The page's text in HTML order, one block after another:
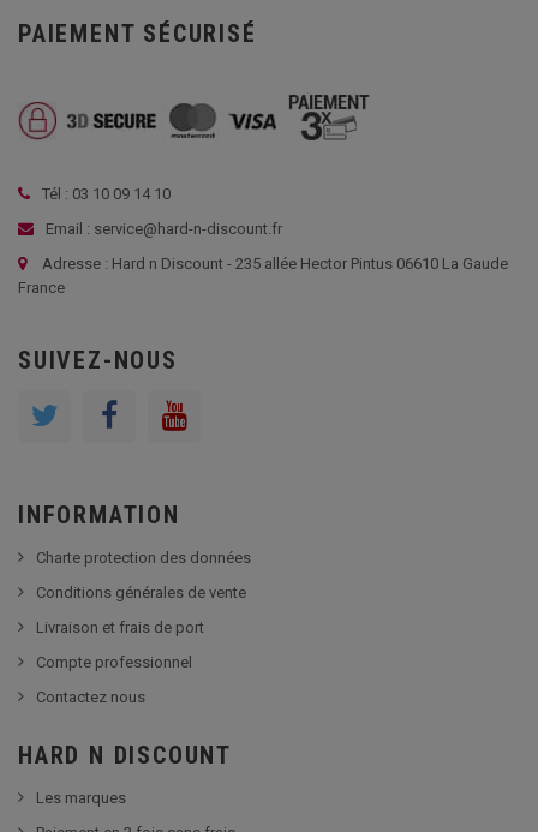
PAIEMENT SÉCURISÉ
Tél : 03 10 09 14 10
Email : service@hard-n-discount.fr
Adresse : Hard n Discount - 235 allée Hector Pintus 06610 La Gaude
France
SUIVEZ-NOUS
INFORMATION
Charte protection des données
Conditions générales de vente
Livraison et frais de port
Compte professionnel
Contactez nous
HARD N DISCOUNT
Les marques